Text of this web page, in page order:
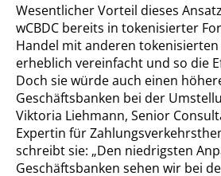
Wesentlicher Vorteil dieses
wCBDC bereits in tokenisierter
Handel mit anderen
erheblich vereinfacht und so die
Doch sie würde auch einen
Geschäftsbanken bei der
Viktoria Liehmann, Senior
Expertin für
schreibt sie: „Den niedrigsten
Geschäftsbanken sehen wir bei